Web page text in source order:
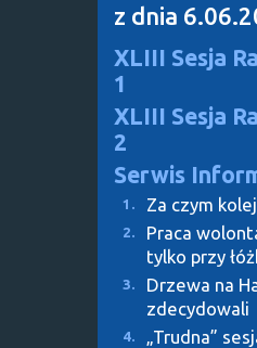
z dnia
XLIII Sesja
1
XLIII Sesja
2
Serwis
1. Za czym
2.
Praca
tylko przy
3.
Drzewa na
zdecydowali
4.
„Trudna”